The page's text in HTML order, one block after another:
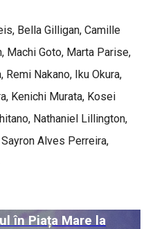
Bella Gilligan, Camille
Machi Goto, Marta Parise,
Nakano, Iku Okura,
Kenichi Murata, Kosei
Nathaniel Lillington,
Alves Perreira,
în Piața Mare la